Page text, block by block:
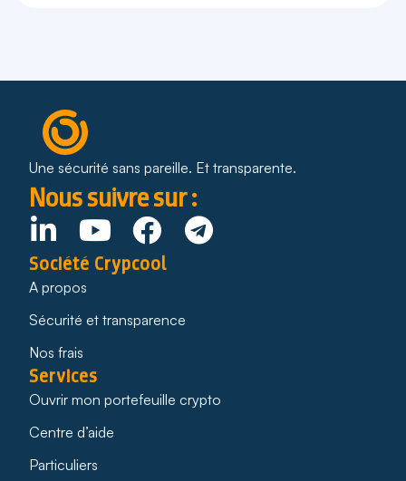
Une sécurité sans pareille. Et transparente.
Nous suivre sur :
Société Crypcool
A propos
Sécurité et transparence
Nos frais
Services
Ouvrir mon portefeuille crypto
Centre d’aide
Particuliers